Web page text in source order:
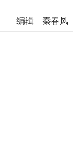
编辑：秦春凤